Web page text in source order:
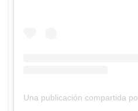
Una publicación compartida